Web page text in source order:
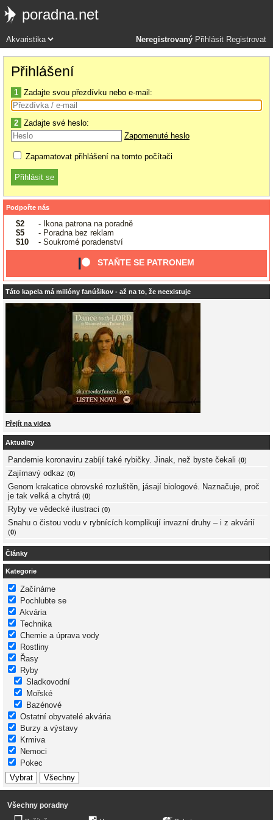
poradna.net
Neregistrovaný Přihlásit Registrovat
Přihlášení
1 Zadajte svou přezdívku nebo e-mail:
2 Zadajte své heslo:
Zapomenuté heslo
Zapamatovat přihlášení na tomto počítači
Podpořte nás
$2
- Ikona patrona na poradně
$5
- Poradna bez reklam
$10
- Soukromé poradenství
STAŇTE SE PATRONEM
Táto kapela má milióny fanúšikov - až na to, že neexistuje
Přejít na videa
Aktuality
Pandemie koronaviru zabíjí také rybičky. Jinak, než byste čekali (0)
Zajímavý odkaz (0)
Genom krakatice obrovské rozluštěn, jásají biologové. Naznačuje, proč
je tak velká a chytrá (0)
Ryby ve vědecké ilustraci (0)
Snahu o čistou vodu v rybnících komplikují invazní druhy – i z akvárií
(0)
Články
Kategorie
Začínáme
Pochlubte se
Akvária
Technika
Chemie a úprava vody
Rostliny
Řasy
Ryby
Sladkovodní
Mořské
Bazénové
Ostatní obyvatelé akvária
Burzy a výstavy
Krmiva
Nemoci
Pokec
Všechny poradny